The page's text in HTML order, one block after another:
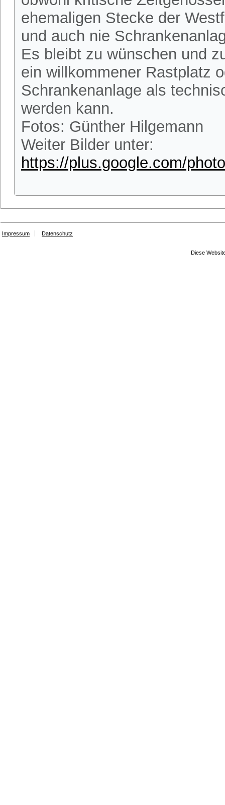
ehemaligen Stecke der
und auch nie
Es bleibt zu wünschen und
ein willkommener Rastplatz
Schrankenanlage als
werden kann.
Fotos: Günther Hilgemann
Weiter Bilder unter:
https://plus.google.com/
Impressum Datenschutz
Diese